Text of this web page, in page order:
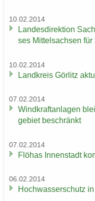
10.02.2014
Lan­des­di­rek­ti­on
ses Mit­tel­sach­sen
10.02.2014
Land­kreis Gör­litz
07.02.2014
Wind­kraft­an­la­gen
ge­biet be­schränkt
07.02.2014
Flöhas In­nen­stadt
06.02.2014
Hoch­was­ser­schutz